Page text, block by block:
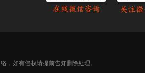
，如有侵权请提前告知删除处理。